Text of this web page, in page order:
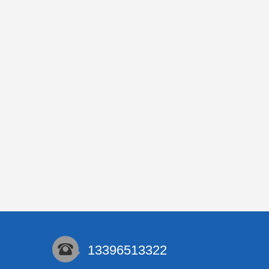
13396513322